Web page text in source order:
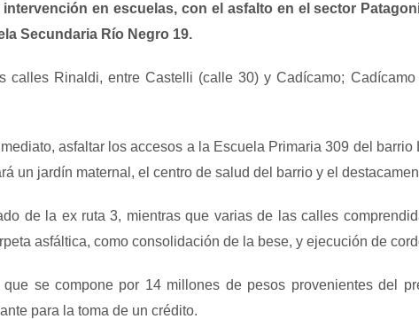
en escuelas, con el asfalto en el sector
Secundaria Río Negro 19.
calles Rinaldi, entre Castelli (calle 30) y Cadícamo;
asfaltar los accesos a la Escuela Primaria 309 del barrio
un jardín maternal, el centro de salud del barrio y el
de la ex ruta 3, mientras que varias de las calles
asfáltica, como consolidación de la bese, y ejecución de
se compone por 14 millones de pesos provenientes del
para la toma de un crédito.